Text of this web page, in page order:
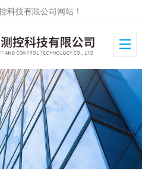
科技有限公司网站！